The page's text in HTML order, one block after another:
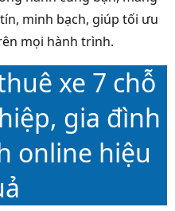
minh bạch, giúp tối ưu
mọi hành trình.
xe 7 chỗ
gia đình
online hiệu